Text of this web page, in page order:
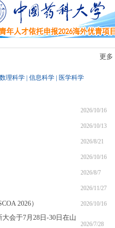
更多
数理科学 | 信息科学 | 医学科学
2026/10/16
2026/10/13
2026/8/21
2026/10/16
2026/8/7
2026/11/27
2026） 2026/10/16
会于7月28日-30日在山
2026/7/28